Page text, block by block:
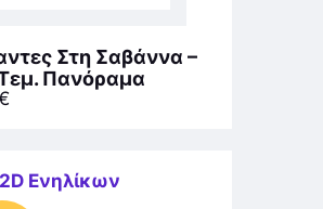
Στη Σαβάννα –
Πανόραμα
2D Ενηλίκων